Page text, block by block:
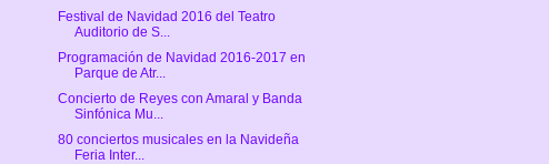
Festival de Navidad 2016 del Teatro
Auditorio de S...
Programación de Navidad 2016-2017 en
Parque de Atr...
Concierto de Reyes con Amaral y Banda
Sinfónica Mu...
80 conciertos musicales en la Navideña
Feria Inter...